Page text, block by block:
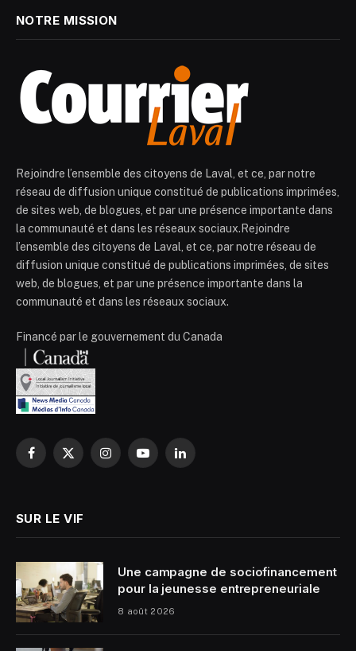
NOTRE MISSION
Rejoindre l’ensemble des citoyens de Laval, et ce, par notre
réseau de diffusion unique constitué de publications imprimées,
de sites web, de blogues, et par une présence importante dans
la communauté et dans les réseaux sociaux.Rejoindre
l’ensemble des citoyens de Laval, et ce, par notre réseau de
diffusion unique constitué de publications imprimées, de sites
web, de blogues, et par une présence importante dans la
communauté et dans les réseaux sociaux.
Financé par le gouvernement du Canada
Facebook
X
InstagramYouTubeLinkedIn
SUR LE VIF
Une campagne de sociofinancement
pour la jeunesse entrepreneuriale
8 août 2026